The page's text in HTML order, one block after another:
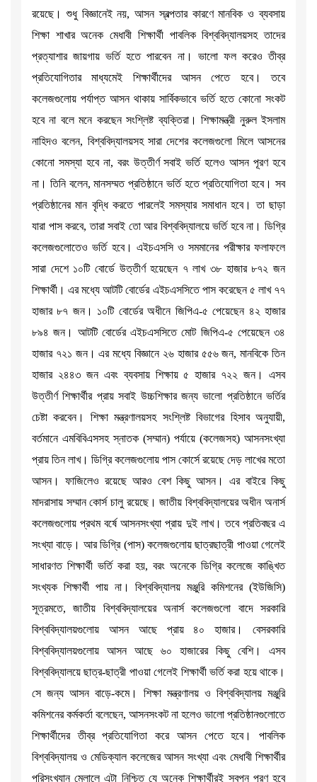
রয়েছে। শুধু বিজ্ঞানেই নয়, আসন স্বল্পতার কারণে মানবিক ও ব্যবসায়
শিক্ষা শাখার অনেক মেধাবী শিক্ষার্থী পাবলিক বিশ্ববিদ্যালয়সহ তাদের
প্রত্যাশার জায়গায় ভর্তি হতে পারবেন না। ভালো ফল করেও তীব্র
প্রতিযোগিতার মাধ্যমেই শিক্ষার্থীদের আসন পেতে হবে। তবে
কলেজগুলোয় পর্যাপ্ত আসন থাকায় সার্বিকভাবে ভর্তি হতে কোনো সংকট
হবে না বলে মনে করছেন সংশ্লিষ্ট ব্যক্তিরা। শিক্ষামন্ত্রী নুরুল ইসলাম
নাহিদও বলেন, বিশ্ববিদ্যালয়সহ সারা দেশের কলেজগুলো মিলে আসনের
কোনো সমস্যা হবে না, বরং উত্তীর্ণ সবাই ভর্তি হলেও আসন পূরণ হবে
না। তিনি বলেন, মানসম্মত প্রতিষ্ঠানে ভর্তি হতে প্রতিযোগিতা হবে। সব
প্রতিষ্ঠানের মান বৃদ্ধি করতে পারলেই সমস্যার সমাধান হবে। তা ছাড়া
যারা পাস করবে, তারা সবাই তো আর বিশ্ববিদ্যালয়ে ভর্তি হবে না। ডিগ্রি
কলেজগুলোতেও ভর্তি হবে। এইচএসসি ও সমমানের পরীক্ষার ফলাফলে
সারা দেশে ১০টি বোর্ডে উত্তীর্ণ হয়েছেন ৭ লাখ ৩৮ হাজার ৮৭২ জন
শিক্ষার্থী। এর মধ্যে আটটি বোর্ডের এইচএসসিতে পাস করেছেন ৫ লাখ ৭৭
হাজার ৮৭ জন। ১০টি বোর্ডের অধীনে জিপিএ-৫ পেয়েছেন ৪২ হাজার
৮৯৪ জন। আটটি বোর্ডের এইচএসসিতে মোট জিপিএ-৫ পেয়েছেন ৩৪
হাজার ৭২১ জন। এর মধ্যে বিজ্ঞানে ২৬ হাজার ৫৫৬ জন, মানবিকে তিন
হাজার ২৪৪৩ জন এবং ব্যবসায় শিক্ষায় ৫ হাজার ৭২২ জন। এসব
উত্তীর্ণ শিক্ষার্থীর প্রায় সবাই উচ্চশিক্ষার জন্য ভালো প্রতিষ্ঠানে ভর্তির
চেষ্টা করবেন। শিক্ষা মন্ত্রণালয়সহ সংশ্লিষ্ট বিভাগের হিসাব অনুযায়ী,
বর্তমানে এমবিবিএসসহ স্নাতক (সম্মান) পর্যায়ে (কলেজসহ) আসনসংখ্যা
প্রায় তিন লাখ। ডিগ্রি কলেজগুলোয় পাস কোর্সে রয়েছে দেড় লাখের মতো
আসন। ফাজিলেও রয়েছে আরও বেশ কিছু আসন। এর বাইরে কিছু
মাদরাসায় সম্মান কোর্স চালু রয়েছে। জাতীয় বিশ্ববিদ্যালয়ের অধীন অনার্স
কলেজগুলোয় প্রথম বর্ষে আসনসংখ্যা প্রায় দুই লাখ। তবে প্রতিবছর এ
সংখ্যা বাড়ে। আর ডিগ্রি (পাস) কলেজগুলোয় ছাত্রছাত্রী পাওয়া গেলেই
সাধারণত শিক্ষার্থী ভর্তি করা হয়, বরং অনেকে ডিগ্রি কলেজে কাঙ্খিত
সংখ্যক শিক্ষার্থী পায় না। বিশ্ববিদ্যালয় মঞ্জুরি কমিশনের (ইউজিসি)
সূত্রমতে, জাতীয় বিশ্ববিদ্যালয়ের অনার্স কলেজগুলো বাদে সরকারি
বিশ্ববিদ্যালয়গুলোয় আসন আছে প্রায় ৪০ হাজার। বেসরকারি
বিশ্ববিদ্যালয়গুলোয় আসন আছে ৬০ হাজারের কিছু বেশি। এসব
বিশ্ববিদ্যালয়ে ছাত্র-ছাত্রী পাওয়া গেলেই শিক্ষার্থী ভর্তি করা হয়ে থাকে।
সে জন্য আসন বাড়ে-কমে। শিক্ষা মন্ত্রণালয় ও বিশ্ববিদ্যালয় মঞ্জুরি
কমিশনের কর্মকর্তা বলেছেন, আসনসংকট না হলেও ভালো প্রতিষ্ঠানগুলোতে
শিক্ষার্থীদের তীব্র প্রতিযোগিতা করে আসন পেতে হবে। পাবলিক
বিশ্ববিদ্যালয় ও মেডিক্যাল কলেজের আসন সংখ্যা এবং মেধাবী শিক্ষার্থীর
পরিসংখ্যান মেলালে এটা নিশ্চিত যে অনেক শিক্ষার্থীরই স্বপ্ন পূরণ হবে